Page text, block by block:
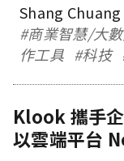
Shang
#商業智慧/大
作工具 #科技
Klook 攜手
以雲端平台